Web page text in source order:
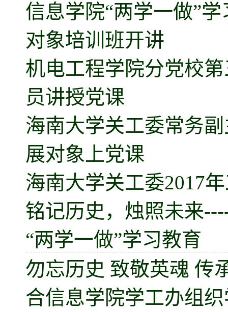
信息学院“两学一做”
对象培训班开讲
机电工程学院分党校
员讲授党课
海南大学关工委常务
展对象上党课
海南大学关工委2017
铭记历史，烛照未来
“两学一做”学习教育
勿忘历史 致敬英魂 传
合信息学院学工办组